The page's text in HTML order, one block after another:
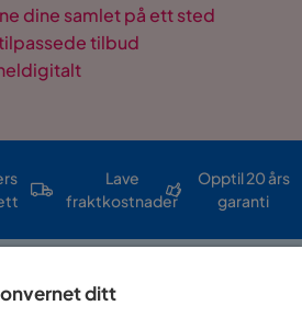
dine samlet på ett sted
tilbud
Lave
fraktkostnader
Opptil 20 års
garanti
ditt